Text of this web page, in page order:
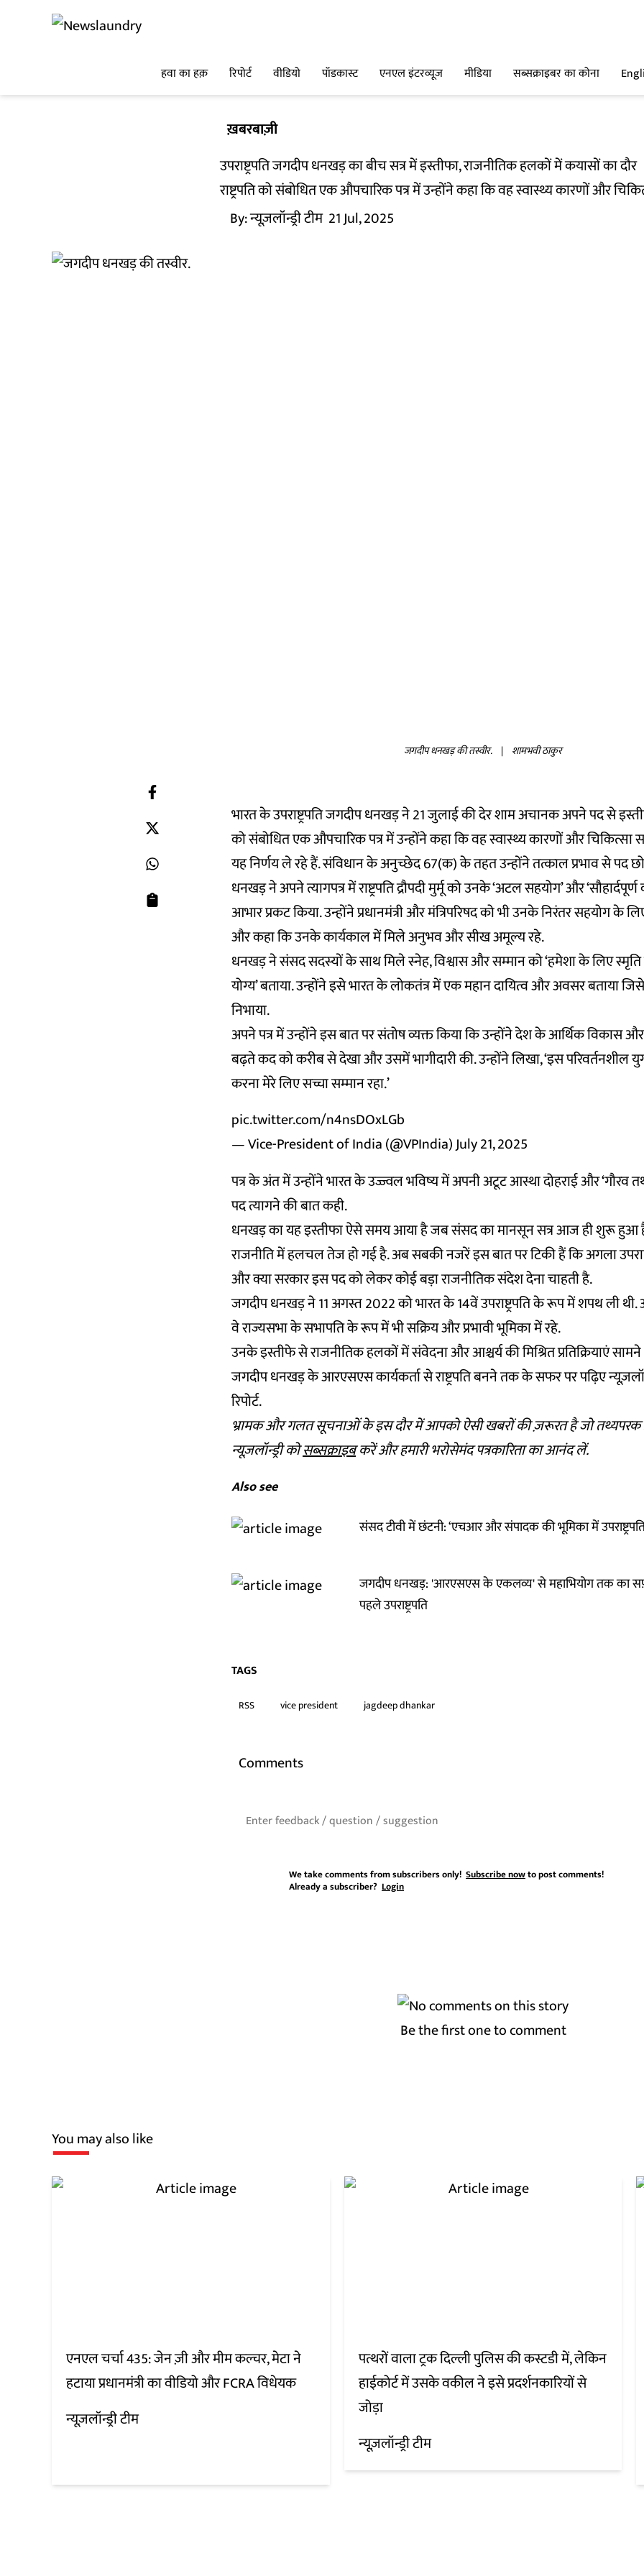
हवा का हक़ रिपोर्ट वीडियो पॉडकास्ट एनएल इंटरव्यूज मीडिया सब्सक्राइबर का कोना
ख़बरबाज़ी
उपराष्ट्रपति जगदीप धनखड़ का बीच सत्र में इस्तीफा, राजनीतिक हलकों में कयासों का दौर
राष्ट्रपति को संबोधित एक औपचारिक पत्र में उन्होंने कहा कि वह स्वास्थ्य कारणों और
By:न्यूज़लॉन्ड्री टीम 21 Jul, 2025
जगदीप धनखड़ की तस्वीर. | शामभवी ठाकुर
भारत के उपराष्ट्रपति जगदीप धनखड़ ने 21 जुलाई की देर शाम अचानक अपने पद से इस्तीफा
को संबोधित एक औपचारिक पत्र में उन्होंने कहा कि वह स्वास्थ्य कारणों और चिकित्सा
यह निर्णय ले रहे हैं. संविधान के अनुच्छेद 67(क) के तहत उन्होंने तत्काल प्रभाव से पद
धनखड़ ने अपने त्यागपत्र में राष्ट्रपति द्रौपदी मुर्मू को उनके ‘अटल सहयोग’ और
आभार प्रकट किया. उन्होंने प्रधानमंत्री और मंत्रिपरिषद को भी उनके निरंतर सहयोग के
और कहा कि उनके कार्यकाल में मिले अनुभव और सीख अमूल्य रहे.
धनखड़ ने संसद सदस्यों के साथ मिले स्नेह, विश्वास और सम्मान को ‘हमेशा के लिए
योग्य’ बताया. उन्होंने इसे भारत के लोकतंत्र में एक महान दायित्व और अवसर बताया
निभाया.
अपने पत्र में उन्होंने इस बात पर संतोष व्यक्त किया कि उन्होंने देश के आर्थिक विकास
बढ़ते कद को करीब से देखा और उसमें भागीदारी की. उन्होंने लिखा, ‘इस परिवर्तनशील युग
करना मेरे लिए सच्चा सम्मान रहा.’
pic.twitter.com/n4nsDOxLGb
— Vice-President of India (@VPIndia)July 21, 2025
पत्र के अंत में उन्होंने भारत के उज्ज्वल भविष्य में अपनी अटूट आस्था दोहराई और ‘गौरव
पद त्यागने की बात कही.
धनखड़ का यह इस्तीफा ऐसे समय आया है जब संसद का मानसून सत्र आज ही शुरू हुआ
राजनीति में हलचल तेज हो गई है. अब सबकी नजरें इस बात पर टिकी हैं कि अगला
और क्या सरकार इस पद को लेकर कोई बड़ा राजनीतिक संदेश देना चाहती है.
जगदीप धनखड़ ने 11 अगस्त 2022 को भारत के 14वें उपराष्ट्रपति के रूप में शपथ ली
वे राज्यसभा के सभापति के रूप में भी सक्रिय और प्रभावी भूमिका में रहे.
उनके इस्तीफे से राजनीतिक हलकों में संवेदना और आश्चर्य की मिश्रित प्रतिक्रियाएं
जगदीप धनखड़ के आरएसएस कार्यकर्ता से राष्ट्रपति बनने तक के सफर पर पढ़िए
रिपोर्ट.
भ्रामक और गलत सूचनाओं के इस दौर में आपको ऐसी खबरों की ज़रूरत है जो तथ्यपरक
न्यूज़लॉन्ड्री कोसब्सक्राइबकरें और हमारी भरोसेमंद पत्रकारिता का आनंद लें.
Also see
संसद टीवी में छंटनी: ‘एचआर और संपादक की भूमिका में
जगदीप धनखड़: 'आरएसएस के एकलव्य' से महाभियोग तक का
पहले उपराष्ट्रपति
TAGS
RSS vice president jagdeep dhankar
Comments
We take comments from subscribers only! Subscribe nowto post comments!
Already a subscriber? Login
Be the first one to comment
You may also like
एनएल चर्चा 435: जेन ज़ी और मीम कल्चर, मेटा ने
हटाया प्रधानमंत्री का वीडियो और FCRA विधेयक
न्यूज़लॉन्ड्री टीम
पत्थरों वाला ट्रक दिल्ली पुलिस की कस्टडी में, लेकिन
हाईकोर्ट में उसके वकील ने इसे प्रदर्शनकारियों से
जोड़ा
न्यूज़लॉन्ड्री टीम